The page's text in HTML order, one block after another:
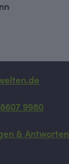
9980
& Antworten